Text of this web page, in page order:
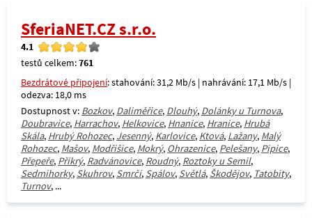
SferiaNET.CZ s.r.o.
4.1
testů celkem:761
Bezdrátové připojení: stahování: 31,2 Mb/s | nahrávání: 17,1 Mb/s |
odezva: 18,0 ms
Dostupnost v: Bozkov, Daliměřice, Dlouhý, Dolánky u Turnova,
Doubravice, Harrachov, Helkovice, Hnanice, Hranice, Hrubá
Skála, Hrubý Rohozec, Jesenný, Karlovice, Ktová, Lažany, Malý
Rohozec, Mašov, Modřišice, Mokrý, Ohrazenice, Pelešany, Pipice,
Přepeře, Příkrý, Radvánovice, Roudný, Roztoky u Semil,
Sedmihorky, Skuhrov, Smrčí, Spálov, Světlá, Škodějov, Tatobity,
Turnov, ...